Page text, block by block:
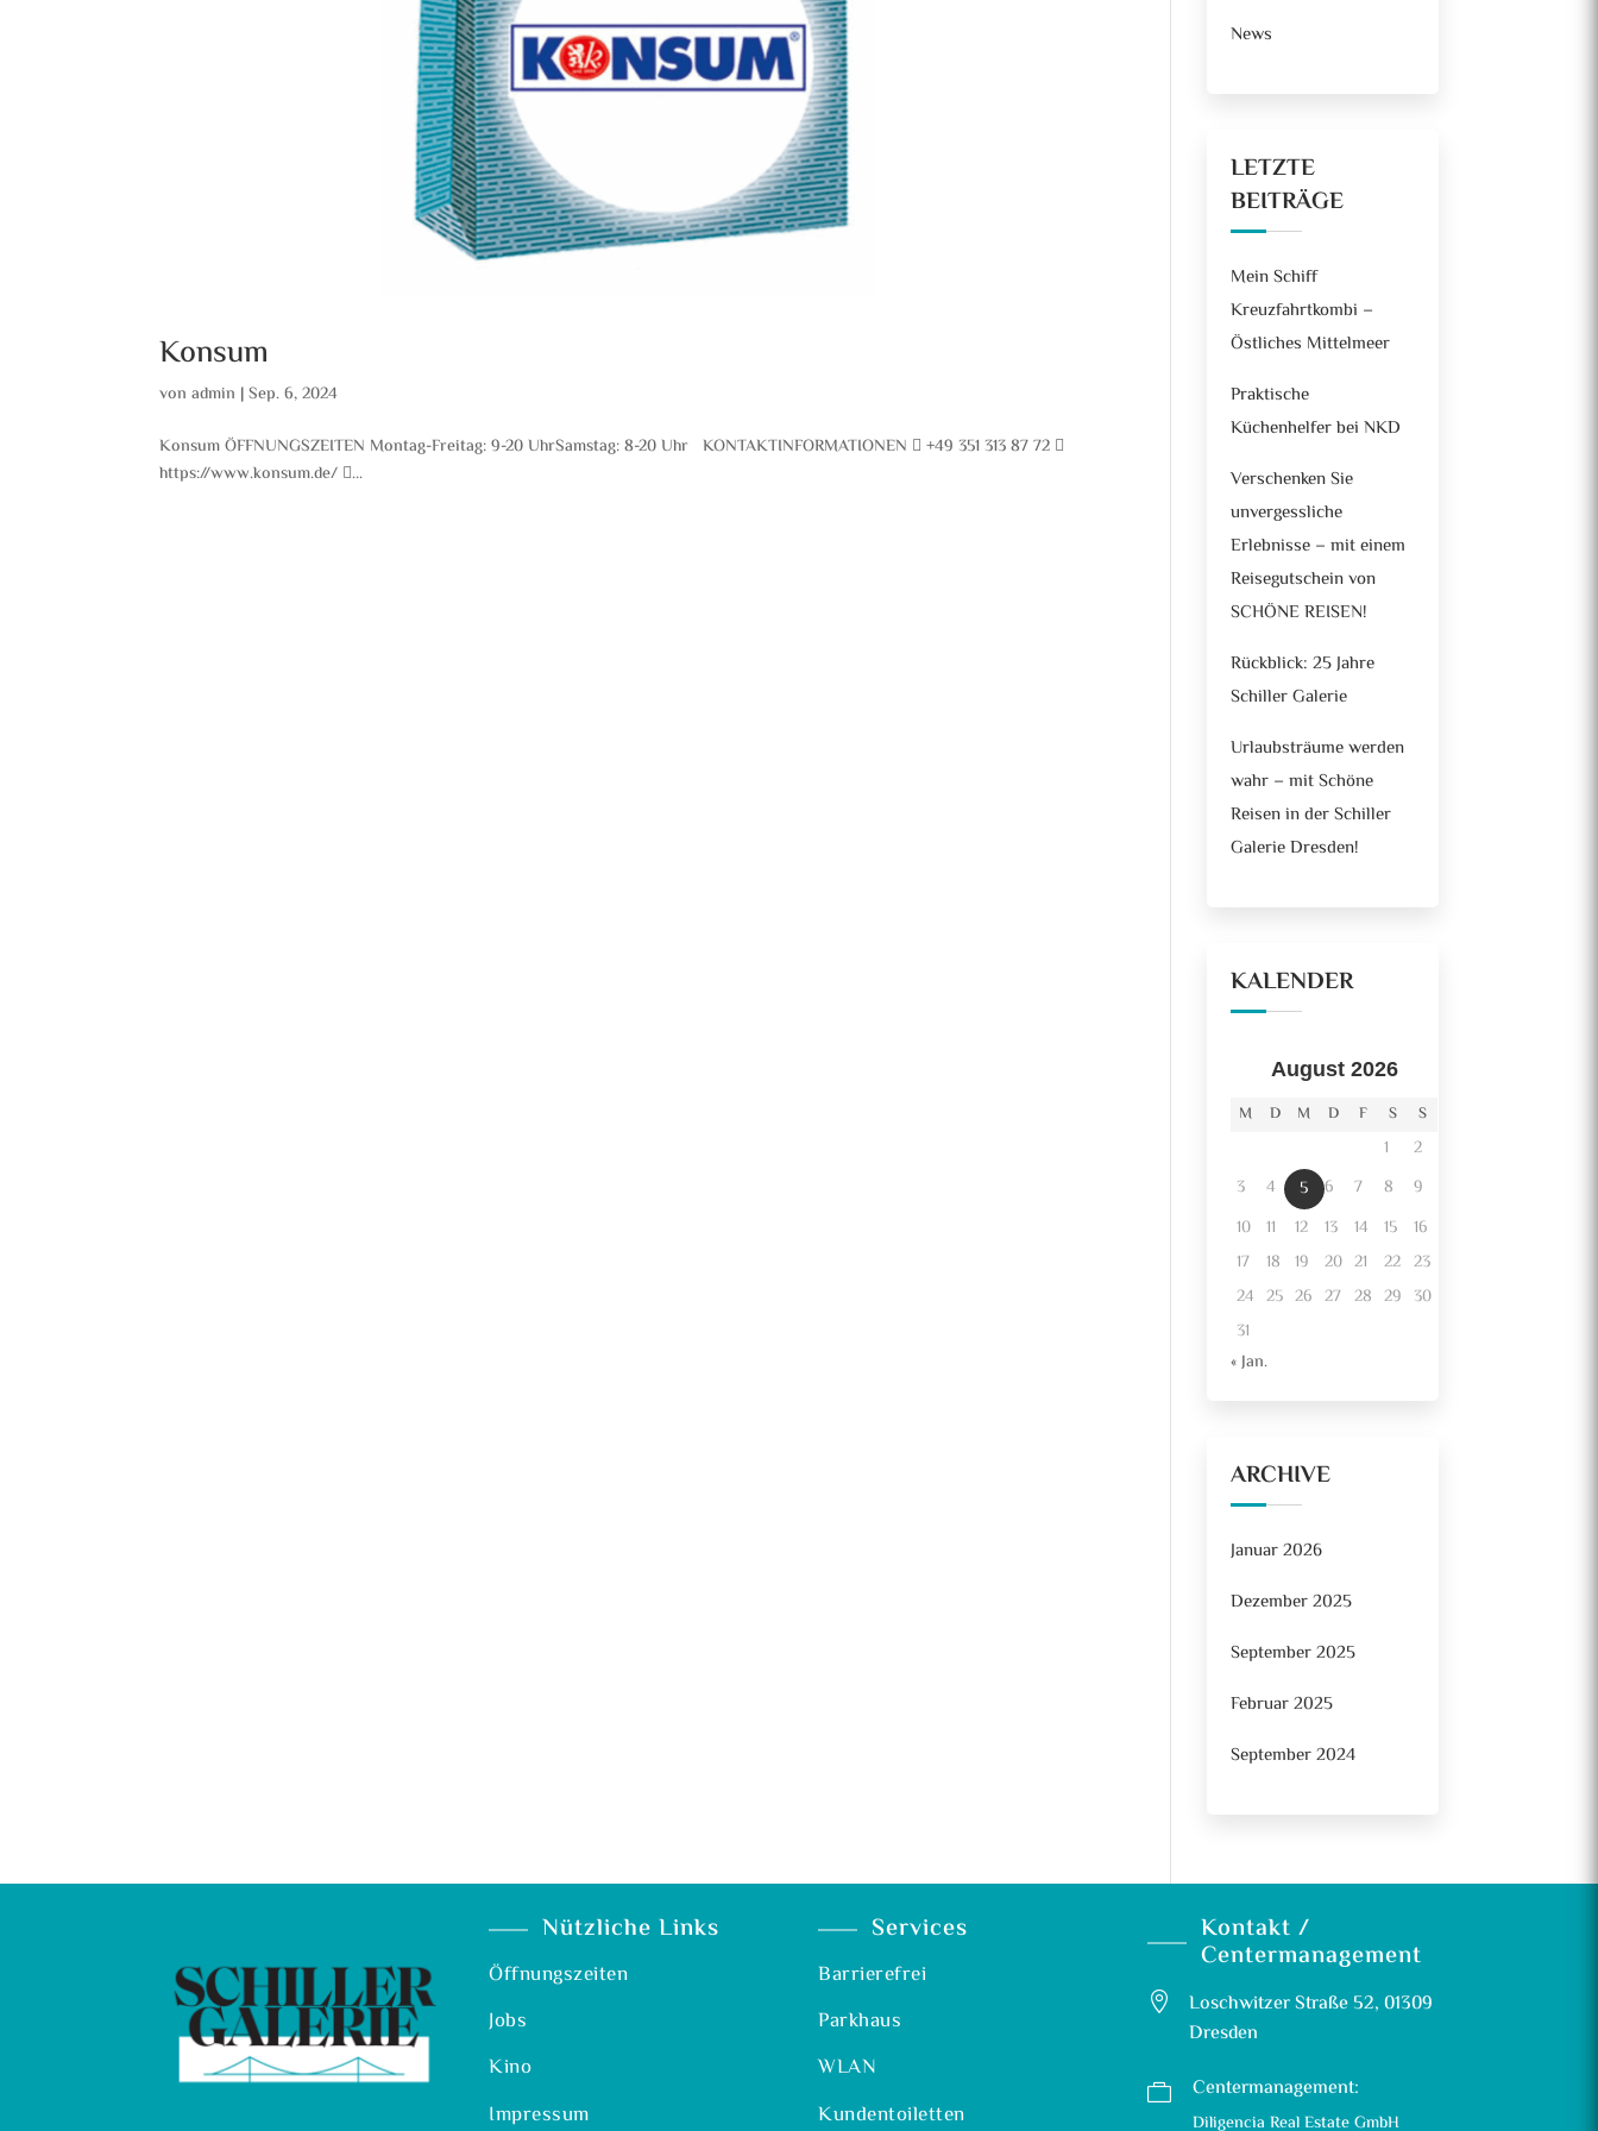
Konsum
vonadmin |Sep. 6, 2024
Konsum ÖFFNUNGSZEITEN Montag-Freitag: 9-20 UhrSamstag: 8-20 Uhr KONTAKTINFORMATIONEN  +49 351 313 87 72 
https://www.konsum.de/ ...
News
LETZTE
BEITRÄGE
Mein Schiff
Kreuzfahrtkombi –
Östliches Mittelmeer
Praktische
Küchenhelfer bei NKD
Verschenken Sie
unvergessliche
Erlebnisse – mit einem
Reisegutschein von
SCHÖNE REISEN!
Rückblick: 25 Jahre
Schiller Galerie
Urlaubsträume werden
wahr – mit Schöne
Reisen in der Schiller
Galerie Dresden!
KALENDER
August 2026
M
D M D F S S
1
2
3
4 5 6 7 8
9
10 11 12 13 14 15
16
17
18 19 20 21 22 23
24 25 26 27 28 29 30
31
« Jan.
ARCHIVE
Januar 2026
Dezember 2025
September 2025
Februar 2025
September 2024
Nützliche Links
Öffnungszeiten
Jobs
Kino
Impressum
Services
Barrierefrei
Parkhaus
WLAN
Kundentoiletten
Kontakt /
Centermanagement

Loschwitzer Straße 52, 01309
Dresden
 Centermanagement:
Diligencia Real Estate GmbH